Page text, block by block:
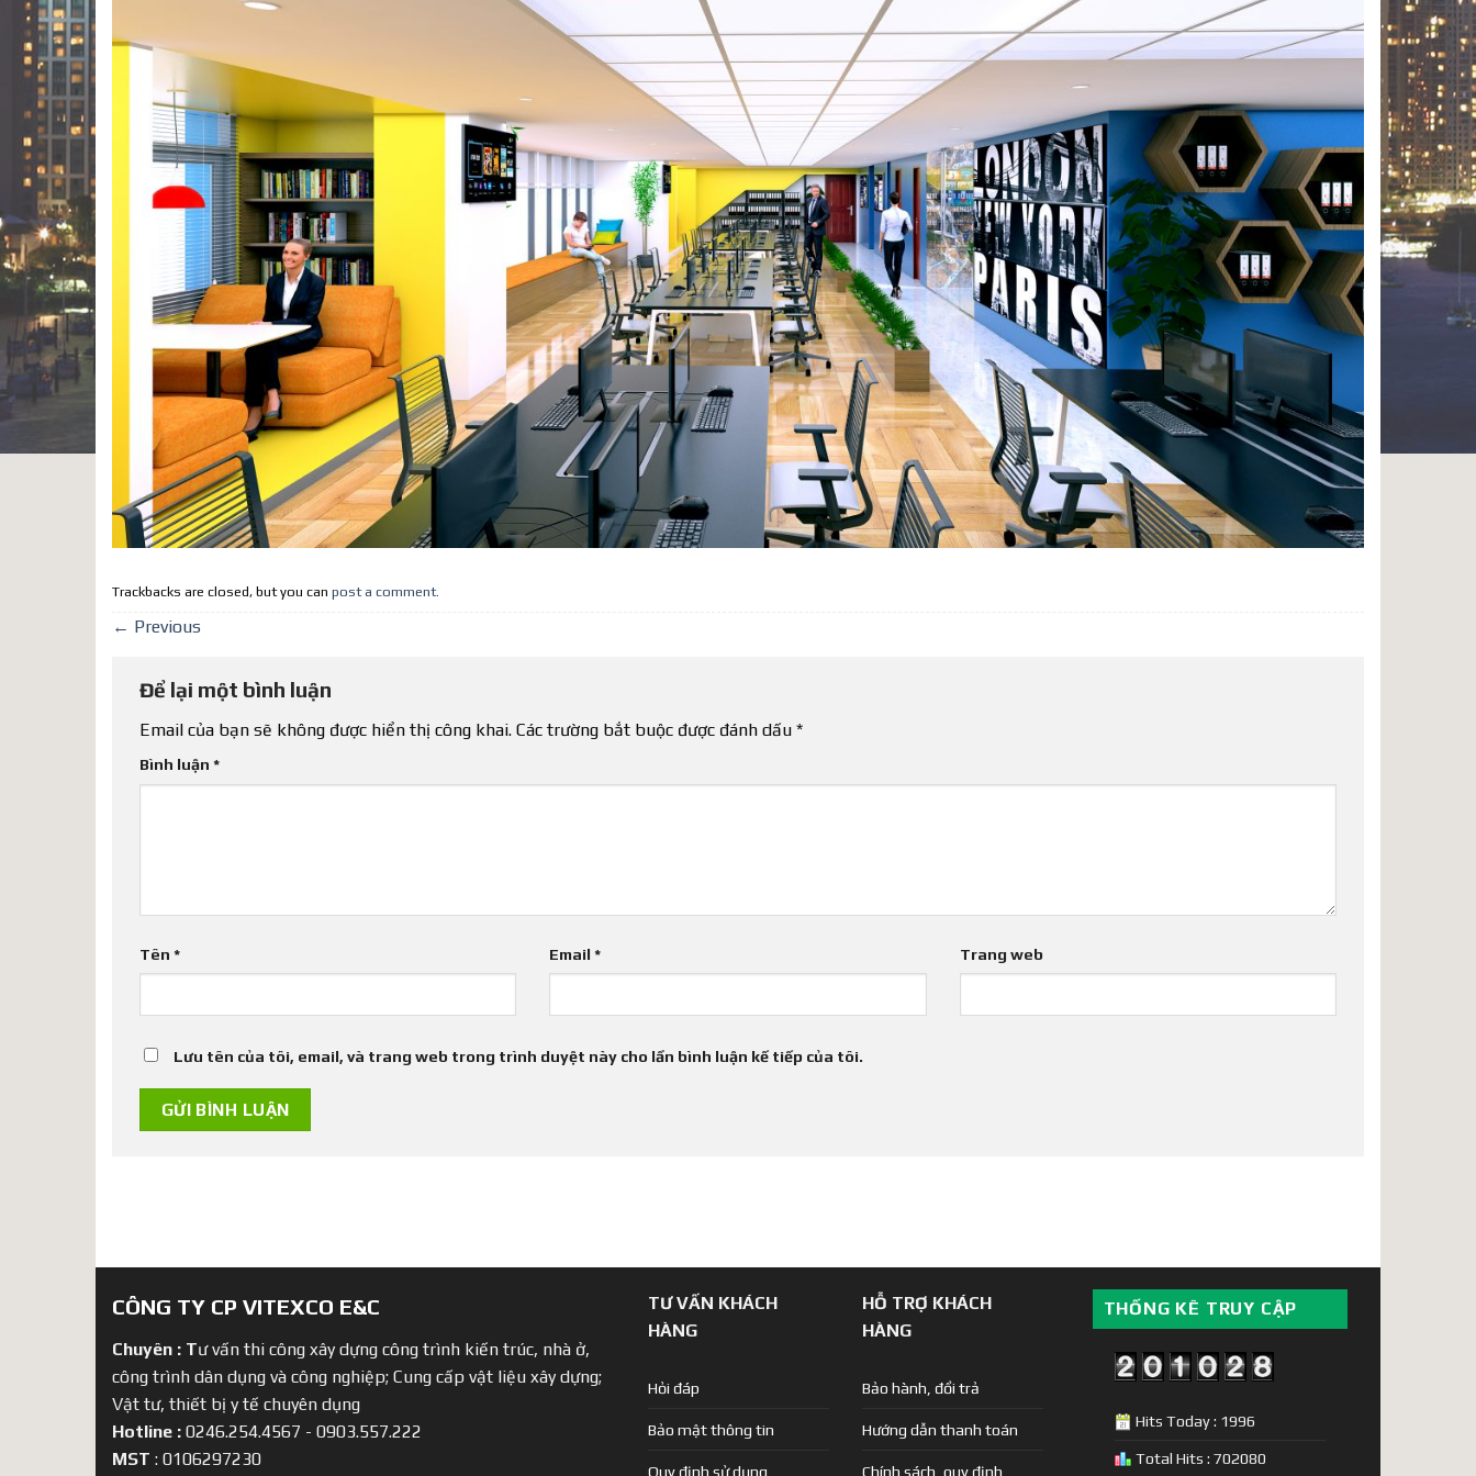
Trackbacks are closed, but you can post a comment.
← Previous
Để lại một bình luận
Email của bạn sẽ không được hiển thị công khai. Các trường bắt buộc được đánh dấu *
Bình luận *
Tên * Email* Trang web
Lưu tên của tôi, email, và trang web trong trình duyệt này cho lần bình luận kế tiếp của tôi.
CÔNG TY CP VITEXCO E&C
Chuyên : Tư vấn thi công xây dựng công trình kiến trúc, nhà ở,
công trình dân dụng và công nghiệp; Cung cấp vật liệu xây dựng;
Vật tư, thiết bị y tế chuyên dụng
Hotline : 0246.254.4567 - 0903.557.222
MST : 0106297230
TƯ VẤN KHÁCH
HÀNG
Hỏi đáp
Bảo mật thông tin
Quy định sử dụng
HỖ TRỢ KHÁCH
HÀNG
Bảo hành, đổi trả
Hướng dẫn thanh toán
Chính sách, quy định
THỐNG KÊ TRUY CẬP
Hits Today : 1996
Total Hits : 702080